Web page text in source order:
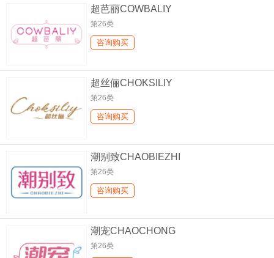
超芭丽COWBALIY
第26类
咨询购买
超丝俪CHOKSILIY
第26类
咨询购买
潮别致CHAOBIEZHI
第26类
咨询购买
潮宠CHAOCHONG
第26类